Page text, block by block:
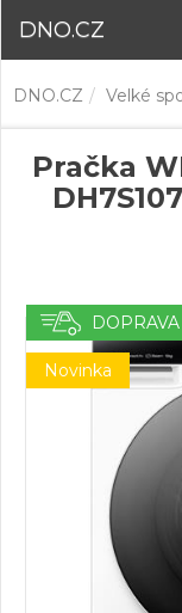
DNO.CZ
DNO.CZ Velké
Pračka
Novinka